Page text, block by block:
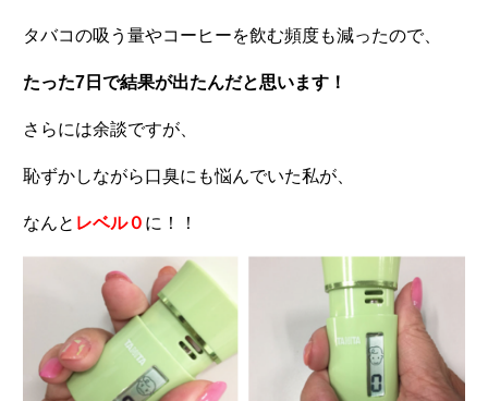
タバコの吸う量やコーヒーを飲む頻度も減ったので、
たった7日で結果が出たんだと思います！
さらには余談ですが、
恥ずかしながら口臭にも悩んでいた私が、
なんと レベル０ に！！